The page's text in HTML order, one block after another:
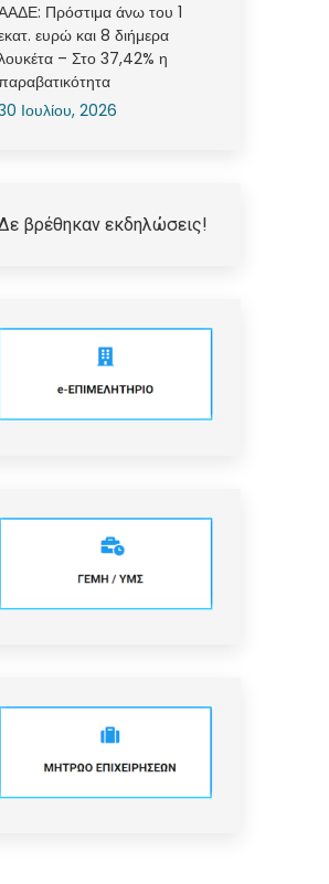
Πρόστιμα άνω του 1
ευρώ και 8 διήμερα
– Στο 37,42% η
Ιουλίου, 2026
βρέθηκαν εκδηλώσεις!